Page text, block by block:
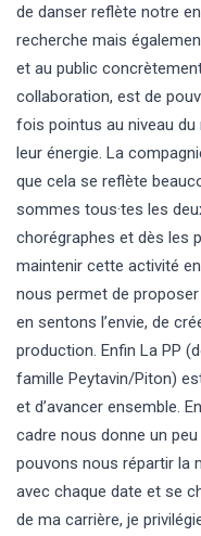
de danser reflète notre
recherche mais
et au public
collaboration, est de
fois pointus au niveau
leur énergie. La
que cela se reflète
sommes tous·tes les
chorégraphes et dès les
maintenir cette activité
nous permet de
en sentons l’envie, de
production. Enfin La PP
famille Peytavin/Piton)
et d’avancer ensemble.
cadre nous donne un
pouvons nous répartir la
avec chaque date et se
de ma carrière, je